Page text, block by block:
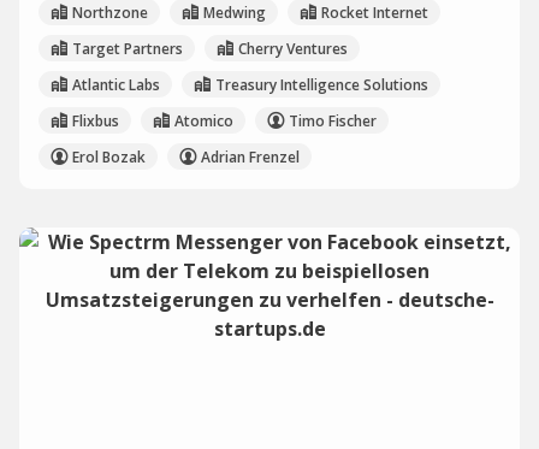
Northzone Medwing
Rocket Internet
Target Partners
Cherry Ventures
Atlantic Labs
Treasury Intelligence Solutions
Flixbus
Atomico
Timo Fischer
Erol Bozak
Adrian Frenzel